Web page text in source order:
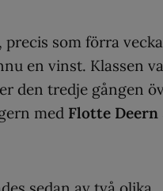
precis som förra
en vinst. Klassen
den tredje gången
med Flotte Deern